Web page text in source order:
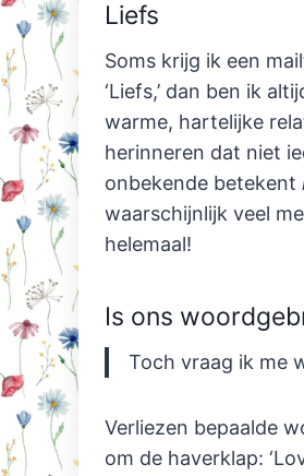
Liefs
Soms krijg ik een
‘Liefs,’ dan ben ik
warme, hartelijke
herinneren dat niet
onbekende betekent
waarschijnlijk veel
helemaal!
Is ons
Toch vraag ik me
Verliezen bepaalde
om de haverklap: